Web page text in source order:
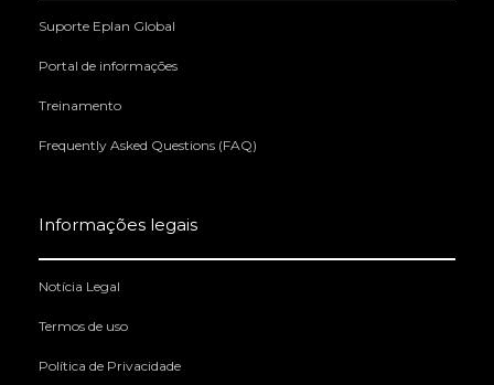
Suporte Eplan Global
Portal de informações
Treinamento
Frequently Asked Questions (FAQ)
Informações legais
Notícia Legal
Termos de uso
Política de Privacidade